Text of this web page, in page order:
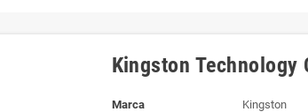
Kingston Technology
Marca
Kingston